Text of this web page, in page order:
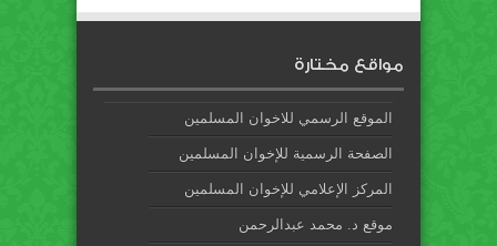
مواقع مختارة
الموقع الرسمي للاخوان المسلمين
الصفحة الرسمية للإخوان المسلمين
المركز الإعلامي للإخوان المسلمين
موقع د. محمد عبدالرحمن